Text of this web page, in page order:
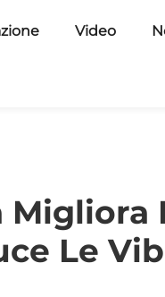
Video
Le